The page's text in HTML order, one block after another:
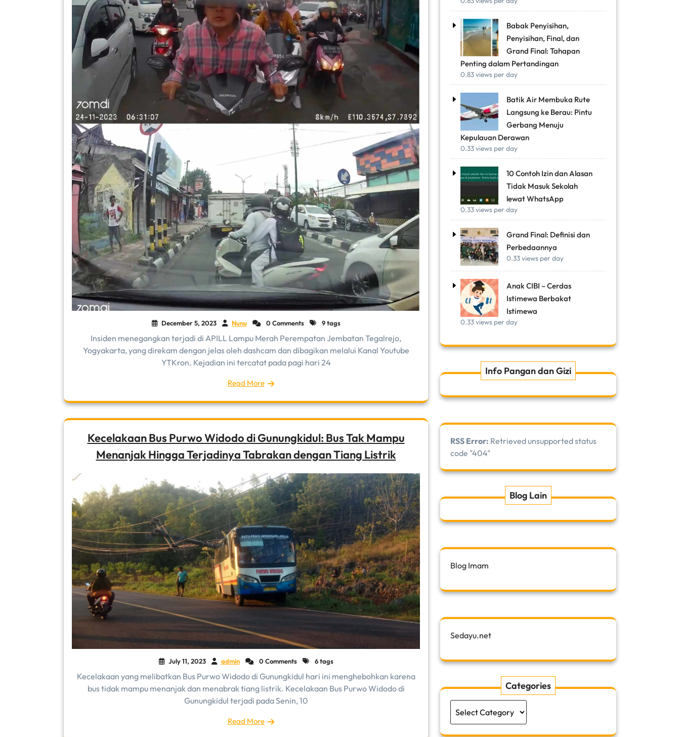
December 5, 2023 Nunu 0 Comments 9 tags
Insiden menegangkan terjadi di APILL Lampu Merah Perempatan Jembatan Tegalrejo,
Yogyakarta, yang direkam dengan jelas oleh dashcam dan dibagikan melalui Kanal Youtube
YTKron. Kejadian ini tercatat pada pagi hari 24
Read More
Kecelakaan Bus Purwo Widodo di Gunungkidul: Bus Tak Mampu
Menanjak Hingga Terjadinya Tabrakan dengan Tiang Listrik
July 11, 2023 admin 0 Comments 6 tags
Kecelakaan yang melibatkan Bus Purwo Widodo di Gunungkidul hari ini menghebohkan karena
bus tidak mampu menanjak dan menabrak tiang listrik. Kecelakaan Bus Purwo Widodo di
Gunungkidul terjadi pada Senin, 10
Read More
Babak Penyisihan,
Penyisihan, Final, dan
Grand Final: Tahapan
Penting dalam Pertandingan
0.83 views per day
Batik Air Membuka Rute
Langsung ke Berau: Pintu
Gerbang Menuju
Kepulauan Derawan
0.33 views per day
10 Contoh Izin dan Alasan
Tidak Masuk Sekolah
lewat WhatsApp
0.33 views per day
Grand Final: Definisi dan
Perbedaannya
0.33 views per day
Anak CIBI – Cerdas
Istimewa Berbakat
Istimewa
0.33 views per day
Info Pangan dan Gizi
RSS Error: Retrieved unsupported status
code "404"
Blog Lain
Blog Imam
Sedayu.net
Categories